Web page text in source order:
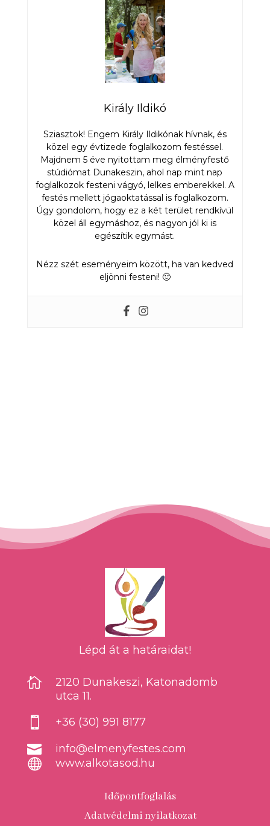
Király Ildikó
Sziasztok! Engem Király Ildikónak hívnak, és
közel egy évtizede foglalkozom festéssel.
Majdnem 5 éve nyitottam meg élményfestő
stúdiómat Dunakeszin, ahol nap mint nap
foglalkozok festeni vágyó, lelkes emberekkel. A
festés mellett jógaoktatással is foglalkozom.
Úgy gondolom, hogy ez a két terület rendkívül
közel áll egymáshoz, és nagyon jól ki is
egészítik egymást.
Nézz szét eseményeim között, ha van kedved
eljönni festeni! 🙂
Lépd át a határaidat!

2120 Dunakeszi, Katonadomb
utca 11.
 +36 (30) 991 8177
 info@elmenyfestes.com
 www.alkotasod.hu
Időpontfoglalás
Adatvédelmi nyilatkozat